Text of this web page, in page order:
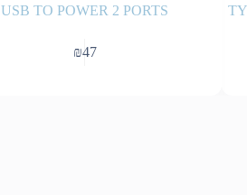
USB TO POWER 2 PORTS
₪47